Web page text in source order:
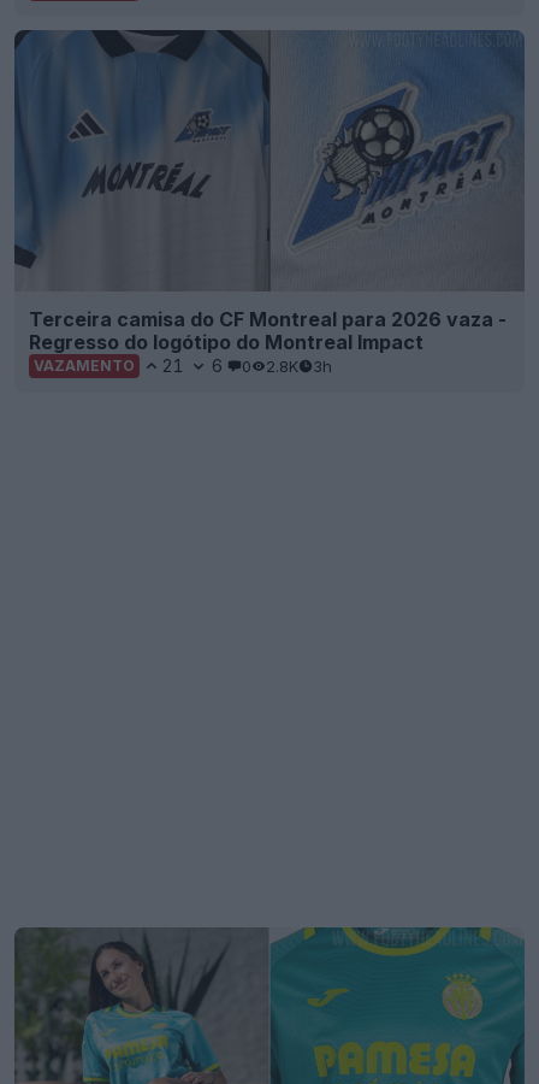
Terceira camisa do CF Montreal para 2026 vaza -
Regresso do logótipo do Montreal Impact
VAZAMENTO 21 6 0 2.8K 3h